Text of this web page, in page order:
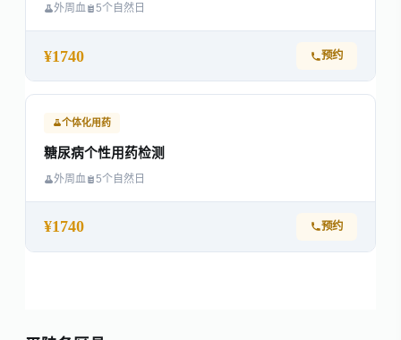
外周血 5个自然日
¥1740 预约
个体化用药
糖尿病个性用药检测
外周血 5个自然日
¥1740 预约